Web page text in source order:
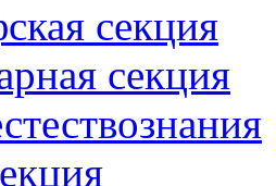
секция
секция